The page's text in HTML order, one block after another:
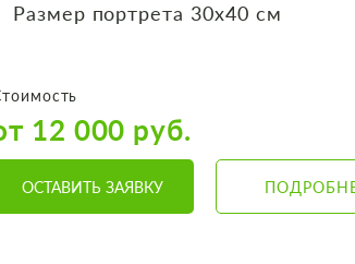
Размер портрета 30х40 см
12 000 руб.
ОСТАВИТЬ ЗАЯВКУ